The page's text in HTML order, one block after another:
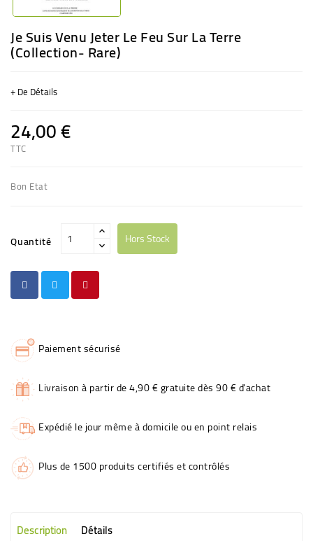
Je Suis Venu Jeter Le Feu Sur La Terre
(Collection- Rare)
+ De Détails
24,00 €
TTC
Bon Etat
Quantité Hors Stock
Paiement sécurisé
Livraison à partir de 4,90 € gratuite dès 90 € d'achat
Expédié le jour même à domicile ou en point relais
Plus de 1500 produits certifiés et contrôlés
Description Détails